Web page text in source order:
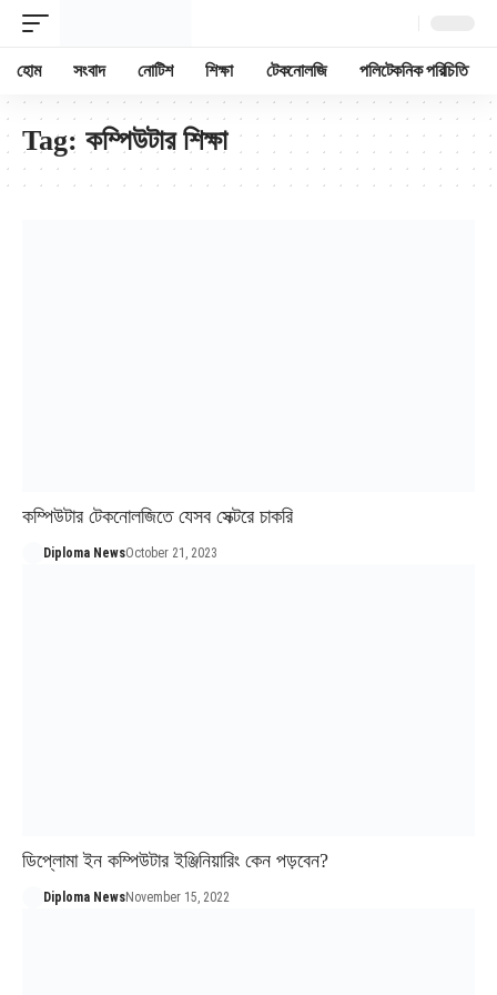
হোম সংবাদ নোটিশ শিক্ষা টেকনোলজি পলিটেকনিক পরিচিতি
Tag: কম্পিউটার শিক্ষা
কম্পিউটার টেকনোলজিতে যেসব সেক্টরে চাকরি
Diploma NewsOctober 21, 2023
ডিপ্লোমা ইন কম্পিউটার ইঞ্জিনিয়ারিং কেন পড়বেন?
Diploma NewsNovember 15, 2022